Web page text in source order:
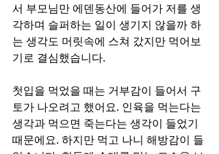
서 부모님만 에덴동산에 들어가 저를 생
각하며 슬퍼하는 일이 생기지 않을까 하
는 생각도 머릿속에 스쳐 갔지만 먹어보
기로 결심했습니다.
첫입을 먹었을 때는 거부감이 들어서 구
토가 나오려고 했어요. 인육을 먹는다는
생각과 먹으면 죽는다는 생각이 들었기
때문에요. 하지만 먹고 나니 해방감이 들